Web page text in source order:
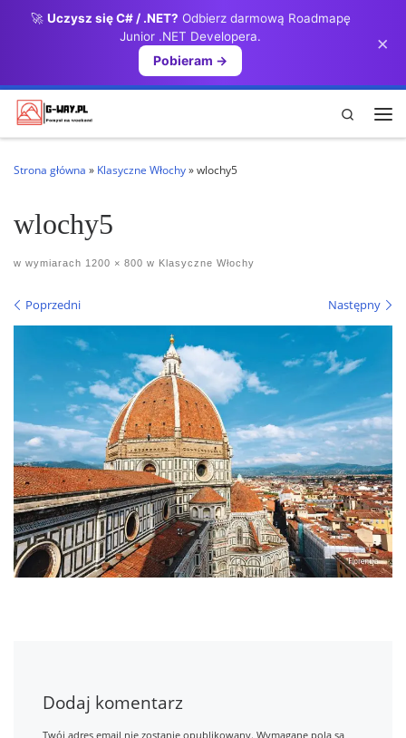
🚀 Uczysz się C# / .NET? Odbierz darmową Roadmapę
Junior .NET Developera.
Pobieram →
×
Przejdź do treści
Search
Strona główna » Klasyczne Włochy»wlochy5
wlochy5
w wymiarach 1200 × 800 w Klasyczne Włochy
Nawigacja po obrazach
Poprzedni Następny
Dodaj komentarz
Twój adres email nie zostanie opublikowany. Wymagane pola są